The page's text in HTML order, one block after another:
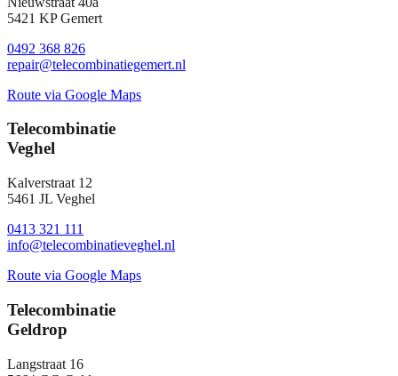
5421 KP Gemert
0492 368 826
repair@telecombinatiegemert.nl
Route via Google Maps
Telecombinatie
Veghel
Kalverstraat 12
5461 JL Veghel
0413 321 111
info@telecombinatieveghel.nl
Route via Google Maps
Telecombinatie
Geldrop
Langstraat 16